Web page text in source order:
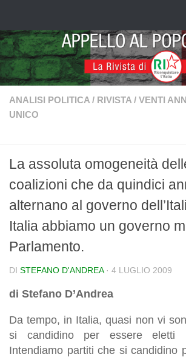
ANALISI POLITICA / RIVISTA / VENTI
UNICO
La assoluta omogeneità
coalizioni che da quindici
alternano al governo
Italia abbiamo un governo
Parlamento.
DI STEFANO D'ANDREA · 4 LUGLIO 2009
di Stefano D’Andrea
Da tempo, in Italia, quasi non vi
si candidino per essere eletti
Intendiamo partiti che si candidino